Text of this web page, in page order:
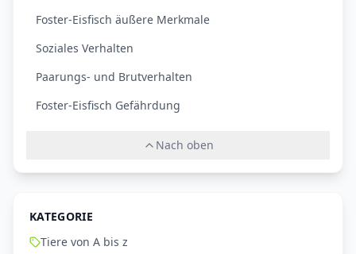
Foster-Eisfisch äußere Merkmale
Soziales Verhalten
Paarungs- und Brutverhalten
Foster-Eisfisch Gefährdung
Nach oben
KATEGORIE
Tiere von A bis z